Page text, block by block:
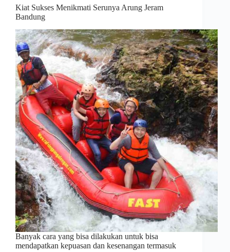
Kiat Sukses Menikmati Serunya Arung Jeram
Bandung
Banyak cara yang bisa dilakukan untuk bisa
mendapatkan kepuasan dan kesenangan termasuk